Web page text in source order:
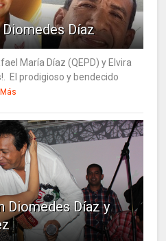
Díaz
María Díaz (QEPD) y Elvira
El prodigioso y bendecido
Diomedes Díaz y